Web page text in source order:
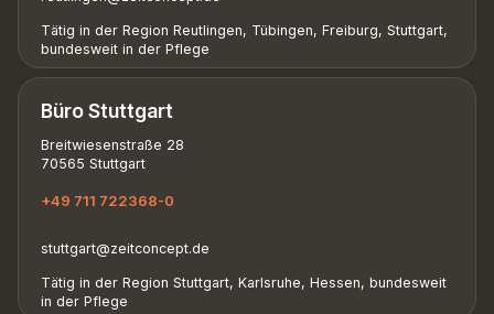
Tätig in der Region Reutlingen, Tübingen, Freiburg, Stuttgart,
bundesweit in der Pflege
Büro Stuttgart
Breitwiesenstraße 28
70565 Stuttgart
+49 711 722368-0
stuttgart@zeitconcept.de
Tätig in der Region Stuttgart, Karlsruhe, Hessen, bundesweit
in der Pflege